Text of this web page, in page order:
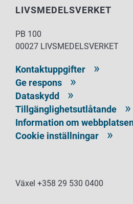
LIVSMEDELSVERKET
PB 100
00027 LIVSMEDELSVERKET
Kontaktuppgifter
Ge respons
Dataskydd
Tillgänglighetsutlåtande
Information om
Cookie inställningar
Växel +358 29 530 0400